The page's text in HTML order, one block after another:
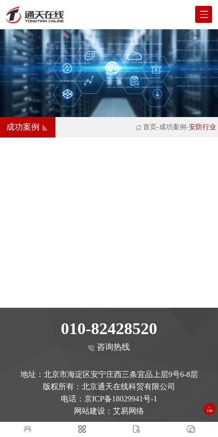
首页 -成功案例-安防行业
成功案例
010-82428520
咨询热线
地址：北京市海淀区安宁庄西三条宜品上层9号6-8层
版权所有：北京通天在线科贸有限公司
电话： 京ICP备18029941号-1
网站建设 ：艾易网络